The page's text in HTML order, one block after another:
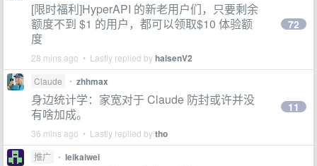
[限时福利]HyperAPI 的新老用户们，只要剩余
额度不到 $1 的用户，都可以领取$10 体验额
度
28 mins ago • Lastly replied byhaisenV2
72
Claude • zhhmax
身边统计学：家宽对于 Claude 防封或许并没
有啥加成。
36 mins ago • Lastly replied bytho
11
推广 • leikaiwei